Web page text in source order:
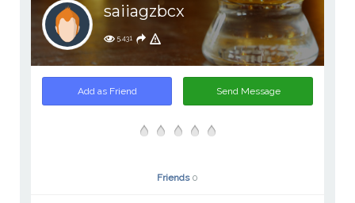
saiiagzbcx
5,431
Add as Friend Send Message
Friends 0